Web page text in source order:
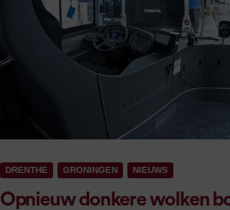
DRENTHE GRONINGEN NIEUWS
Opnieuw donkere wolken